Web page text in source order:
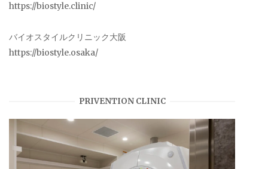
https://biostyle.clinic/
バイオスタイルクリニック大阪
https://biostyle.osaka/
PRIVENTION CLINIC